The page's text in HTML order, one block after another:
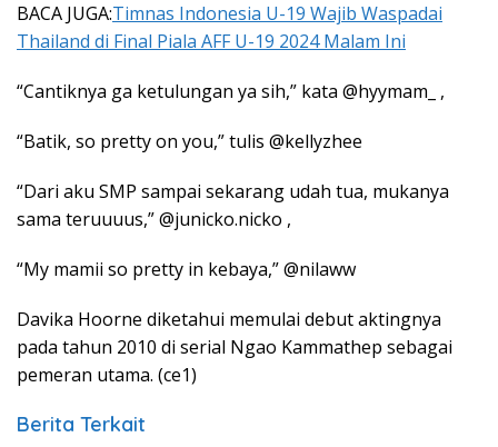
BACA JUGA:Timnas Indonesia U-19 Wajib Waspadai
Thailand di Final Piala AFF U-19 2024 Malam Ini
“Cantiknya ga ketulungan ya sih,” kata @hyymam_ ,
“Batik, so pretty on you,” tulis @kellyzhee
“Dari aku SMP sampai sekarang udah tua, mukanya
sama teruuuus,” @junicko.nicko ,
“My mamii so pretty in kebaya,” @nilaww
Davika Hoorne diketahui memulai debut aktingnya
pada tahun 2010 di serial Ngao Kammathep sebagai
pemeran utama. (ce1)
Berita Terkait